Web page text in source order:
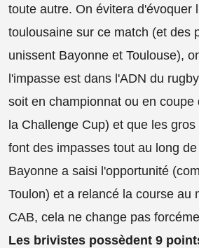
toute autre. On évitera d'évoquer
toulousaine sur ce match (et des
unissent Bayonne et Toulouse),
l'impasse est dans l'ADN du
soit en championnat ou en coupe
la Challenge Cup) et que les
font des impasses tout au long
Bayonne a saisi l'opportunité
Toulon) et a relancé la course au
CAB, cela ne change pas
Les brivistes possèdent 9